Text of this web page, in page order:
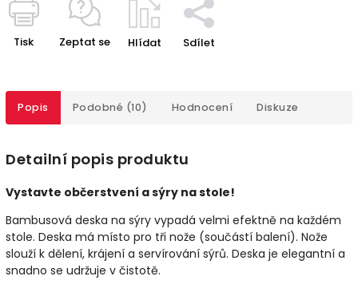
Tisk Zeptat se Hlídat Sdílet
Popis Podobné (10) Hodnocení Diskuze
Detailní popis produktu
Vystavte občerstvení a sýry na stole!
Bambusová deska na sýry vypadá velmi efektně na každém
stole. Deska má místo pro tři nože (součástí balení). Nože
slouží k dělení, krájení a servírování sýrů. Deska je elegantní a
snadno se udržuje v čistotě.